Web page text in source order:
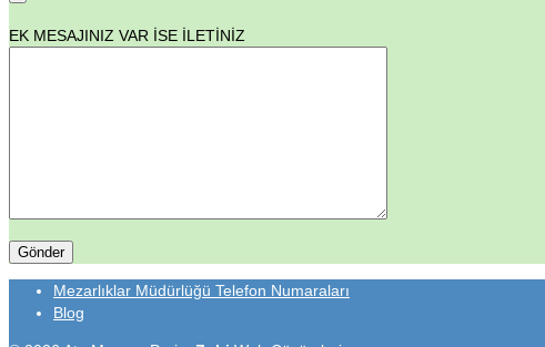
EK MESAJINIZ VAR İSE İLETİNİZ
Mezarlıklar Müdürlüğü Telefon Numaraları
Blog